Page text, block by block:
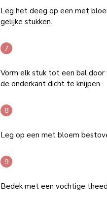
Leg het deeg op een met
gelijke stukken.
Vorm elk stuk tot een bal
de onderkant dicht te knijpen.
Leg op een met bloem
Bedek met een vochtige